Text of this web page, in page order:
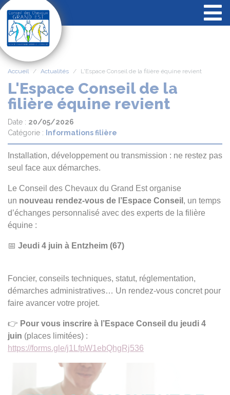
Accueil Actualités L'Espace Conseil de la filière équine revient
L'Espace Conseil de la
filière équine revient
Date : 20/05/2026
Catégorie :
Informations filière
Installation, développement ou transmission : ne restez pas
seul face aux démarches.
Le Conseil des Chevaux du Grand Est organise
un nouveau rendez-vous de l’Espace Conseil , un temps
d’échanges personnalisé avec des experts de la filière
équine :
📅 Jeudi 4 juin à Entzheim (67)
Foncier, conseils techniques, statut, réglementation,
démarches administratives… Un rendez-vous concret pour
faire avancer votre projet.
👉 Pour vous inscrire à l’Espace Conseil du jeudi 4
juin (places limitées) :
https://forms.gle/j1LfpW1ebQhgRj536
Panneau de gestion des cookies